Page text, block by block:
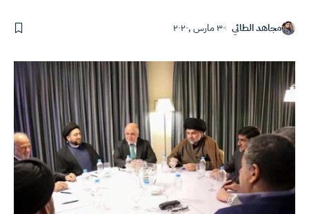
مجاهد الطائي ٣٠ مارس ,٢٠٢٠